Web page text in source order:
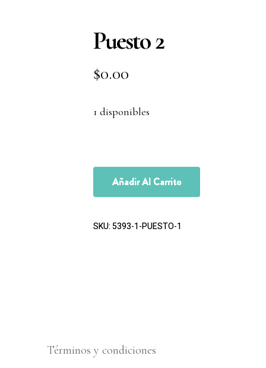
Puesto 2
$0.00
1 disponibles
Añadir Al Carrito
SKU:5393-1-PUESTO-1
Términos y condiciones